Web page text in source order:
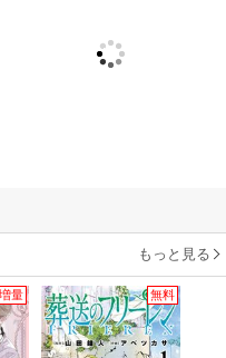
もっと見る
量 無料